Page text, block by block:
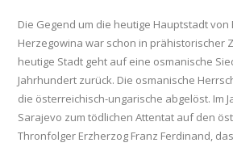
Die Gegend um die heutige Hauptstadt von
Herzegowina war schon in prähistorischer
heutige Stadt geht auf eine osmanische
Jahrhundert zurück. Die osmanische
die österreichisch-ungarische abgelöst. Im
Sarajevo zum tödlichen Attentat auf den
Thronfolger Erzherzog Franz Ferdinand,